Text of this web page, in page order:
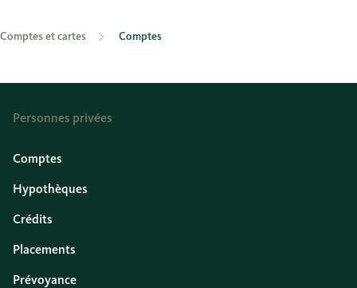
Comptes et cartes Comptes
Personnes privées
Comptes
Hypothèques
Crédits
Placements
Prévoyance